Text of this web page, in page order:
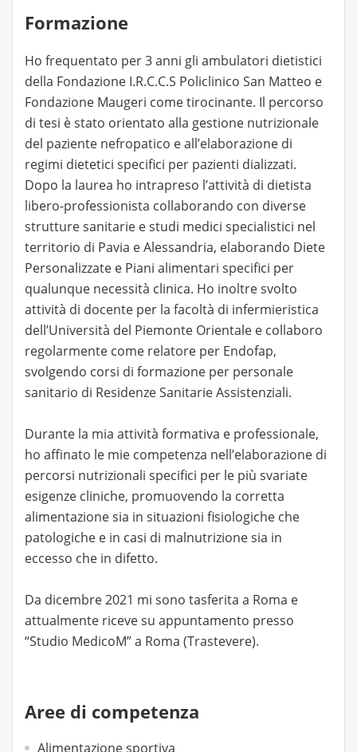
Formazione
Ho frequentato per 3 anni gli ambulatori dietistici
della Fondazione I.R.C.C.S Policlinico San Matteo e
Fondazione Maugeri come tirocinante. Il percorso
di tesi è stato orientato alla gestione nutrizionale
del paziente nefropatico e all’elaborazione di
regimi dietetici specifici per pazienti dializzati.
Dopo la laurea ho intrapreso l’attività di dietista
libero-professionista collaborando con diverse
strutture sanitarie e studi medici specialistici nel
territorio di Pavia e Alessandria, elaborando Diete
Personalizzate e Piani alimentari specifici per
qualunque necessità clinica. Ho inoltre svolto
attività di docente per la facoltà di infermieristica
dell’Università del Piemonte Orientale e collaboro
regolarmente come relatore per Endofap,
svolgendo corsi di formazione per personale
sanitario di Residenze Sanitarie Assistenziali.
Durante la mia attività formativa e professionale,
ho affinato le mie competenza nell’elaborazione di
percorsi nutrizionali specifici per le più svariate
esigenze cliniche, promuovendo la corretta
alimentazione sia in situazioni fisiologiche che
patologiche e in casi di malnutrizione sia in
eccesso che in difetto.
Da dicembre 2021 mi sono tasferita a Roma e
attualmente riceve su appuntamento presso
“Studio MedicoM” a Roma (Trastevere).
Aree di competenza
Alimentazione sportiva